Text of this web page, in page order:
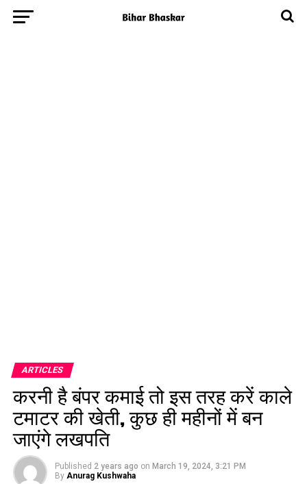
ARTICLES
करनी है बंपर कमाई तो इस तरह करें काले
टमाटर की खेती, कुछ ही महीनों में बन
जाएंगे लखपति
Published 2 years ago on March 19, 2024, 3:21 PM
By Anurag Kushwaha